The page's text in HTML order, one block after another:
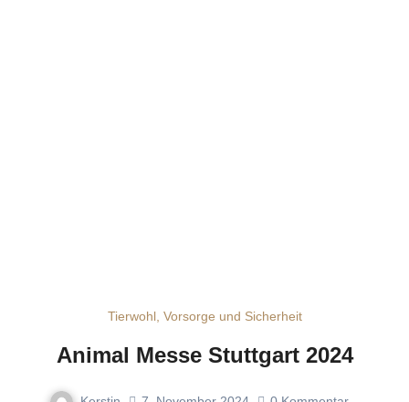
Tierwohl, Vorsorge und Sicherheit
Animal Messe Stuttgart 2024